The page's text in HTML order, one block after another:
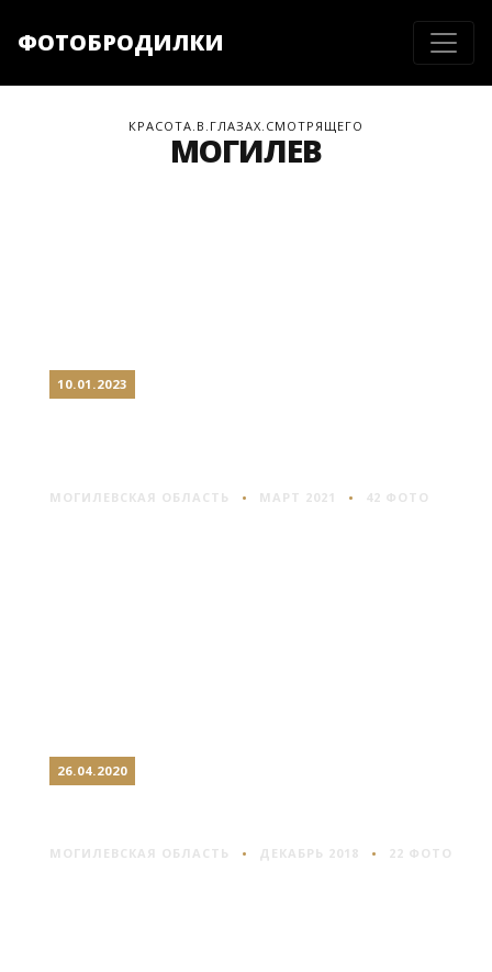
ФОТОБРОДИЛКИ
КРАСОТА.В.ГЛАЗАХ.СМОТРЯЩЕГО
МОГИЛЕВ
10.01.2023
МОГИЛЕВСКАЯ ОБЛАСТЬ МАРТ 2021 42 ФОТО
26.04.2020
МОГИЛЕВСКАЯ ОБЛАСТЬ ДЕКАБРЬ 2018 22 ФОТО